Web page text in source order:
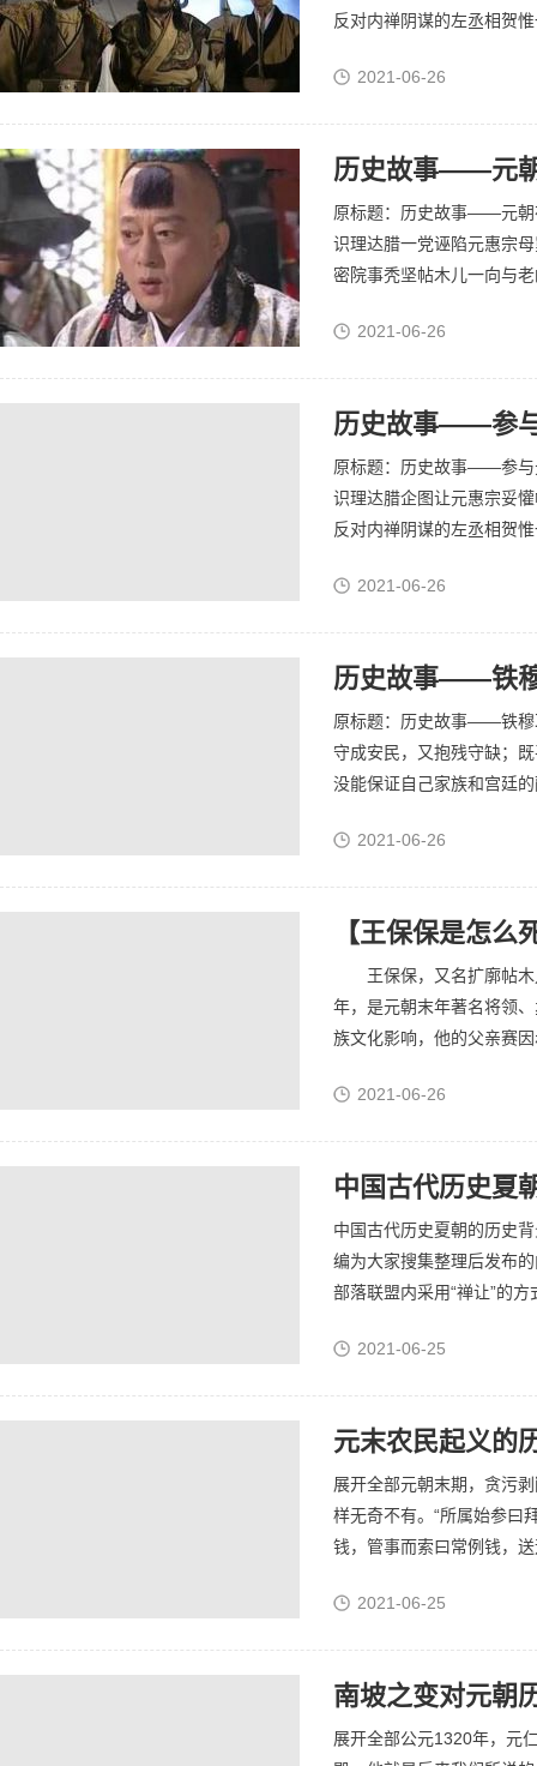
反对内禅阴谋的左丞相贺
以谋...2021-06-26
历史故事——元
原标题：历史故事——元朝
识理达腊一党诬陷元惠宗
密院事秃坚帖木儿一向与
监...2021-06-26
历史故事——参
原标题：历史故事——参与
识理达腊企图让元惠宗妥
反对内禅阴谋的左丞相贺
以谋...2021-06-26
历史故事——铁
原标题：历史故事——铁穆
守成安民，又抱残守缺；
没能保证自己家族和宫廷
卜鲁罕...
2021-06-26
王保保，又名扩廓帖木
年，是元朝末年著名将领
族文化影响，他的父亲赛
儿自...2021-06-26
中国古代历史夏
中国古代历史夏朝的历史
编为大家搜集整理后发布
部落联盟内采用“禅让”的
2021-06-25
元末农民起义的
展开全部元朝末期，贪污
样无奇不有。“所属始参曰
钱，管事而索曰常例钱，
县，...2021-06-25
南坡之变对元朝
展开全部公元1320年，元